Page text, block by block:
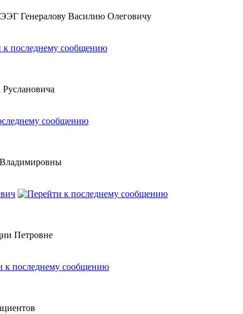
Генералову Василию Олеговичу
Петровне